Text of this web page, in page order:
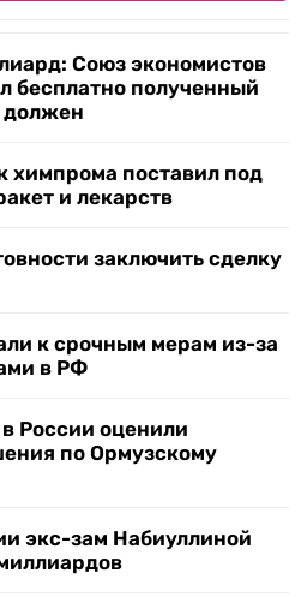
Союз экономистов
бесплатно полученный
должен
химпрома поставил под
и лекарств
заключить сделку
к срочным мерам из-за
в РФ
России оценили
по Ормузскому
экс-зам Набиуллиной